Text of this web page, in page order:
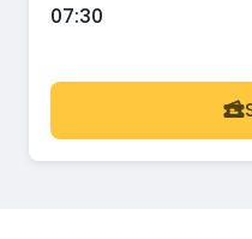
07:30